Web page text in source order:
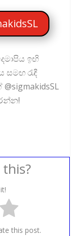
ඉඟි
සමඟ රැඳී
this post.